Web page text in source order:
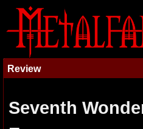
Review
Seventh